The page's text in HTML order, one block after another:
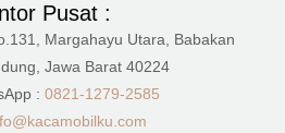
Pusat :
Margahayu Utara, Babakan
Jawa Barat 40224
: 0821-1279-2585